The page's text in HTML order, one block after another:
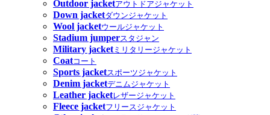
Outdoor jacketアウトドアジャケット
Down jacketダウンジャケット
Wool jacketウールジャケット
Stadium jumperスタジャン
Military jacketミリタリージャケット
Coatコート
Sports jacketスポーツジャケット
Denim jacketデニムジャケット
Leather jacketレザージャケット
Fleece jacketフリースジャケット